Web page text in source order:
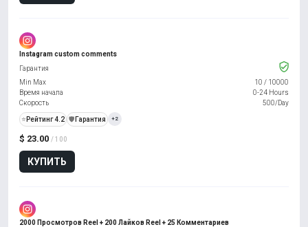
Instagram custom comments
$ 23.00 / 100
КУПИТЬ
Гарантия
Min Max
10 / 10000
Время начала
0-24 Hours
Скорость
500/Day
⭐ Рейтинг 4.2 ️🛡️ Гарантия +2
2000 Просмотров Reel + 200 Лайков Reel + 25 Комментариев